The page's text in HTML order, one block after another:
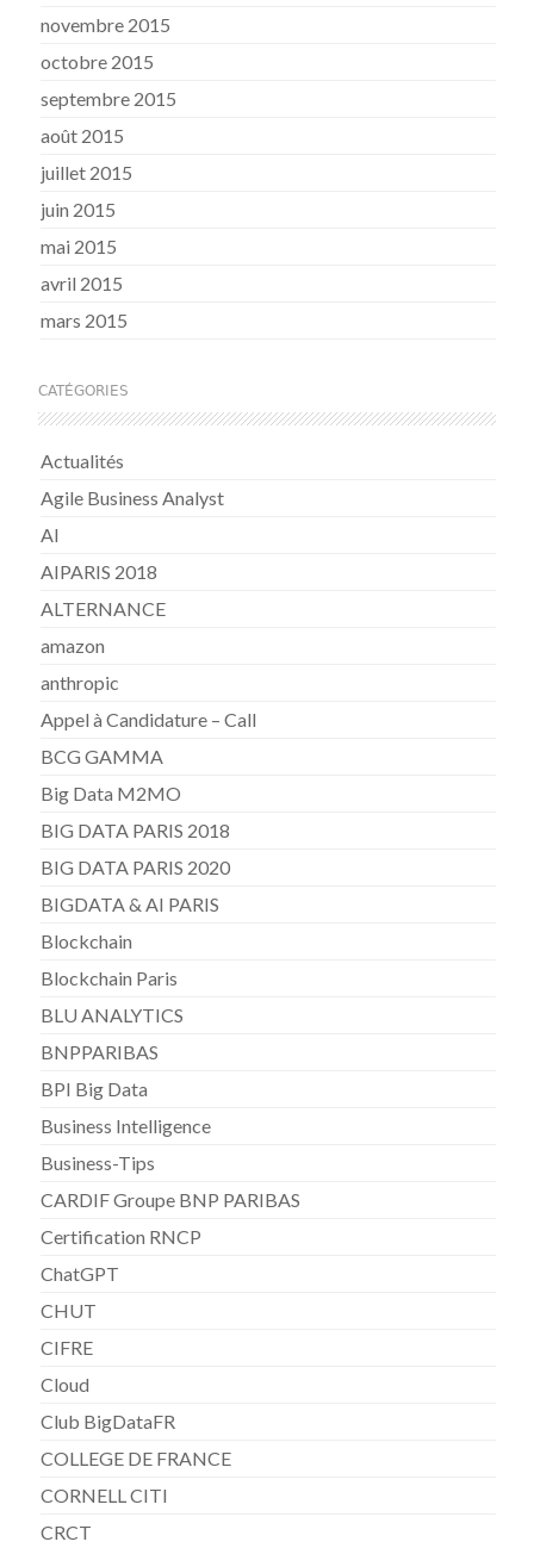
novembre 2015
octobre 2015
septembre 2015
août 2015
juillet 2015
juin 2015
mai 2015
avril 2015
mars 2015
CATÉGORIES
Actualités
Agile Business Analyst
AI
AIPARIS 2018
ALTERNANCE
amazon
anthropic
Appel à Candidature – Call
BCG GAMMA
Big Data M2MO
BIG DATA PARIS 2018
BIG DATA PARIS 2020
BIGDATA & AI PARIS
Blockchain
Blockchain Paris
BLU ANALYTICS
BNPPARIBAS
BPI Big Data
Business Intelligence
Business-Tips
CARDIF Groupe BNP PARIBAS
Certification RNCP
ChatGPT
CHUT
CIFRE
Cloud
Club BigDataFR
COLLEGE DE FRANCE
CORNELL CITI
CRCT